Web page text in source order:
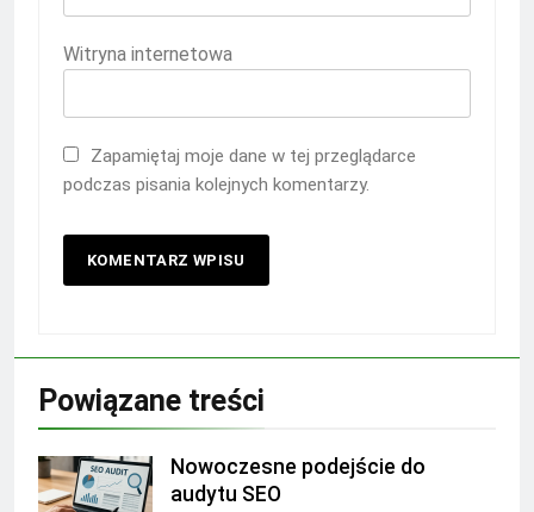
Witryna internetowa
Zapamiętaj moje dane w tej przeglądarce
podczas pisania kolejnych komentarzy.
Powiązane treści
Nowoczesne podejście do
audytu SEO